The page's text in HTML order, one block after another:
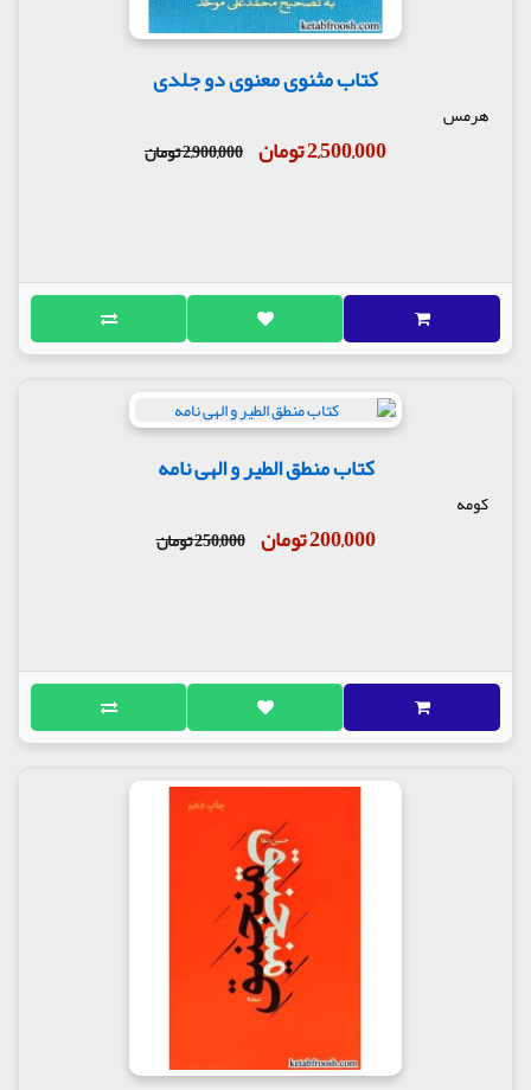
کتاب مثنوی معنوی دو جلدی
هرمس
2,500,000 تومان 2,900,000 تومان
کتاب منطق الطیر و الهی نامه
کومه
200,000 تومان 250,000 تومان